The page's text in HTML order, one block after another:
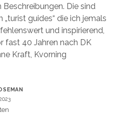
Die sind
guides“ die ich jemals
und inspirierend,
fast 40 Jahren nach DK
Kraft, Kvorning